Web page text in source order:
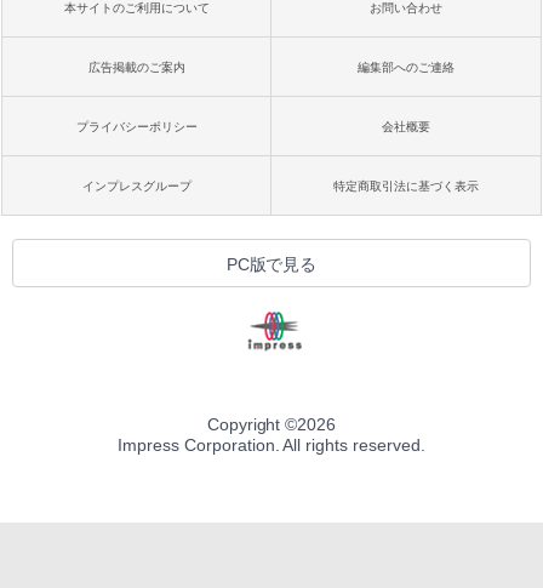
本サイトのご利用について お問い合わせ
広告掲載のご案内 編集部へのご連絡
プライバシーポリシー 会社概要
インプレスグループ 特定商取引法に基づく表示
PC版で見る
Copyright ©2026
Impress Corporation. All rights reserved.